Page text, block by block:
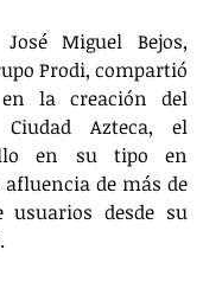
Miguel Bejos,
Prodi, compartió
la creación del
Azteca, el
en su tipo en
de más de
usuarios desde su